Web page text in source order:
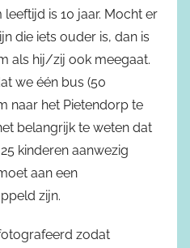
is 10 jaar. Mocht er
die iets ouder is, dan is
als hij/zij ook meegaat.
we één bus (50
naar het Pietendorp te
belangrijk te weten dat
kinderen aanwezig
aan een
zijn.
zodat